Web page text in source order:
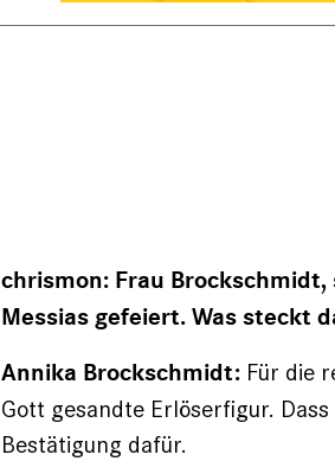
chrismon: Frau
Messias gefeiert. Was steckt
Annika Brockschmidt: Für die
Gott gesandte Erlöserfigur.
Bestätigung dafür.